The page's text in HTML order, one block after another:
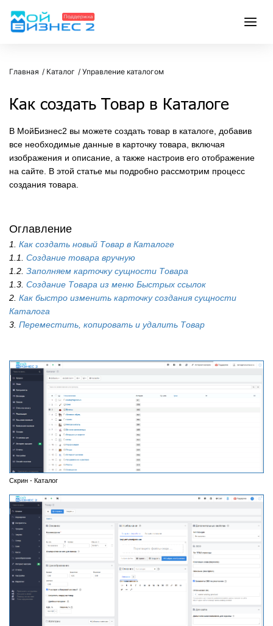
Главная Каталог Управление каталогом
Как создать Товар в Каталоге
В МойБизнес2 вы можете создать товар в каталоге, добавив
все необходимые данные в карточку товара, включая
изображения и описание, а также настроив его отображение
на сайте. В этой статье мы подробно рассмотрим процесс
создания товара.
Оглавление
1. Как создать новый Товар в Каталоге
1.1. Создание товара вручную
1.2. Заполняем карточку сущности Товара
1.3. Создание Товара из меню Быстрых ссылок
2. Как быстро изменить карточку создания сущности
Каталога
3. Переместить, копировать и удалить Товар
Скрин - Каталог